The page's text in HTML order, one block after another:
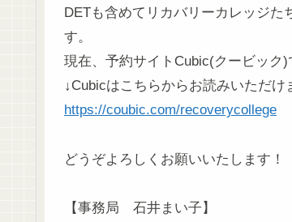
DETも含めてリカバリーカレッジ
す。
現在、予約サイトCubic(クービック
↓Cubicはこちらからお読みいただけ
https://coubic.com/recoverycollege
どうぞよろしくお願いいたします！
【事務局 石井まい子】